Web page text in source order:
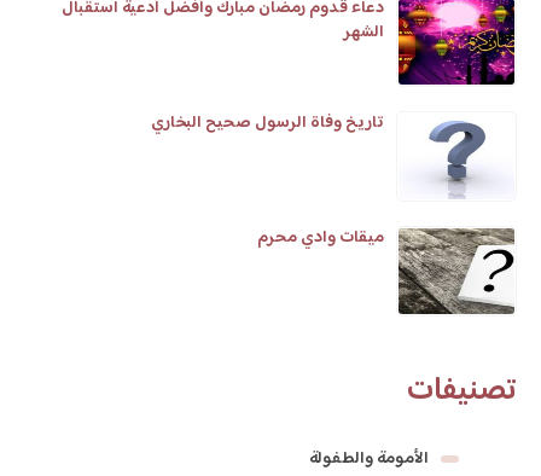
دعاء قدوم رمضان مبارك وأفضل أدعية استقبال
الشهر
تاريخ وفاة الرسول صحيح البخاري
ميقات وادي محرم
تصنيفات
الأمومة والطفولة